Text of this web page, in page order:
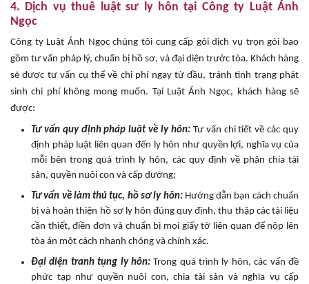
4. Dịch vụ thuê luật sư ly hôn tại Công ty Luật Ánh
Ngọc
Công ty Luật Ánh Ngọc chúng tôi cung cấp gói dịch vụ trọn gói bao
gồm tư vấn pháp lý, chuẩn bị hồ sơ, và đại diện trước tòa. Khách hàng
sẽ được tư vấn cụ thể về chi phí ngay từ đầu, tránh tình trạng phát
sinh chi phí không mong muốn. Tại Luật Ánh Ngọc, khách hàng sẽ
được:
Tư vấn quy định pháp luật về ly hôn:Tư vấn chi tiết về các quy
định pháp luật liên quan đến ly hôn như quyền lợi, nghĩa vụ của
mỗi bên trong quá trình ly hôn, các quy định về phân chia tài
sản, quyền nuôi con và cấp dưỡng;
Tư vấn về làm thủ tục, hồ sơ ly hôn:Hướng dẫn bạn cách chuẩn
bị và hoàn thiện hồ sơ ly hôn đúng quy định, thu thập các tài liệu
cần thiết, điền đơn và chuẩn bị mọi giấy tờ liên quan để nộp lên
tòa án một cách nhanh chóng và chính xác.
Đại diện tranh tụng ly hôn:Trong quá trình ly hôn, các vấn đề
phức tạp như quyền nuôi con, chia tài sản và nghĩa vụ cấp